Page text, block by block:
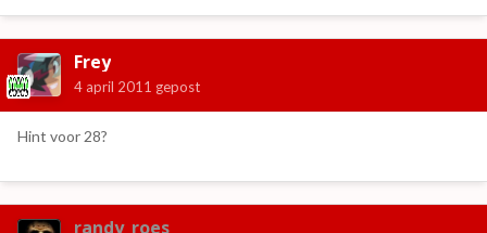
Frey
4 april 2011 gepost
Hint voor 28?
randy_roes